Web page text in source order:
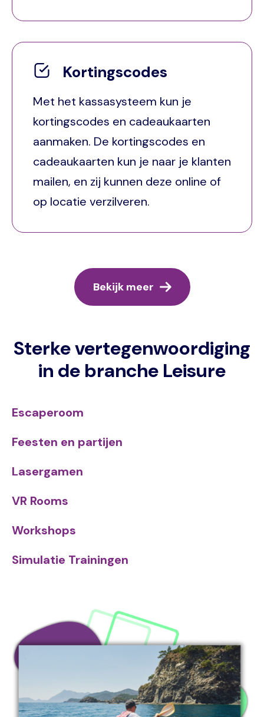
Kortingscodes
Met het kassasysteem kun je
kortingscodes en cadeaukaarten
aanmaken. De kortingscodes en
cadeaukaarten kun je naar je klanten
mailen, en zij kunnen deze online of
op locatie verzilveren.
Bekijk meer
Sterke vertegenwoordiging
in de branche Leisure
Escaperoom
Feesten en partijen
Lasergamen
VR Rooms
Workshops
Simulatie Trainingen